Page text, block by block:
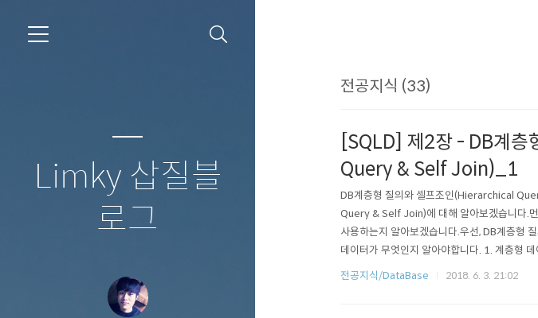
Limky 삽질블
로그
전공지식 (33)
[SQLD] 제2장 - DB계
Query & Self Join)_1
DB계층형 질의와 셀프조인(Hierarchical
Query & Self Join)에 대해 알아보겠습니다.
사용하는지 알아보겠습니다.우선, DB계층형
데이터가 무엇인지 알아야합니다. 1. 계층형
위해서 계층형 질의를 사용합니다.여기서 잠
전공지식/DataBase 2018. 6. 3. 21:02